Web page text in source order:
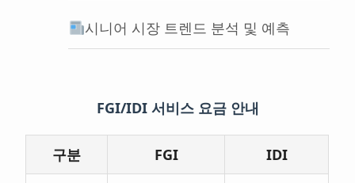
시니어 시장 트렌드 분석 및 예측
FGI/IDI 서비스 요금 안내
구분 FGI IDI